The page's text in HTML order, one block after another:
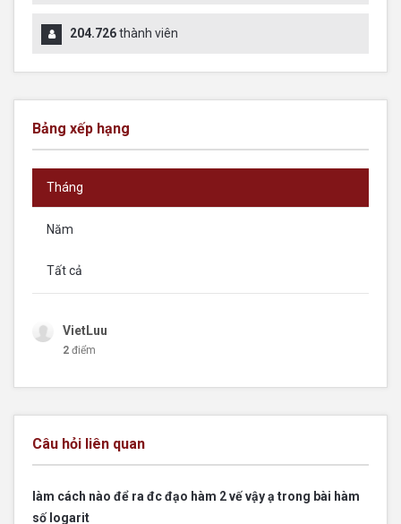
204.726thành viên
Bảng xếp hạng
Tháng
Năm
Tất cả
VietLuu
2 điểm
Câu hỏi liên quan
làm cách nào để ra đc đạo hàm 2 vế vậy ạ trong bài hàm
số logarit